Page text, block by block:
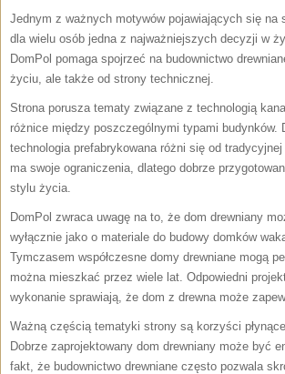
Jednym z ważnych motywów pojawiających się
dla wielu osób jedna z najważniejszych decyzji w
DomPol pomaga spojrzeć na budownictwo
życiu, ale także od strony technicznej.
Strona porusza tematy związane z technologią
różnice między poszczególnymi typami
technologia prefabrykowana różni się od
ma swoje ograniczenia, dlatego dobrze
stylu życia.
DomPol zwraca uwagę na to, że dom drewniany
wyłącznie jako o materiale do budowy domków
Tymczasem współczesne domy drewniane mogą
można mieszkać przez wiele lat. Odpowiedni
wykonanie sprawiają, że dom z drewna może
Ważną częścią tematyki strony są korzyści
Dobrze zaprojektowany dom drewniany może być
fakt, że budownictwo drewniane często pozwala